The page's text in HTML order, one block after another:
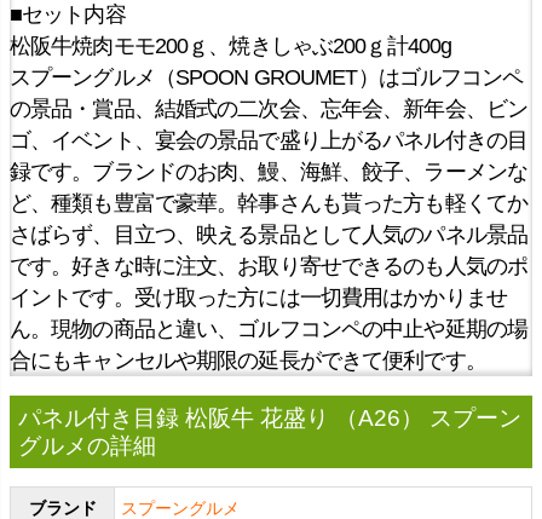
■セット内容
松阪牛焼肉モモ200ｇ、焼きしゃぶ200ｇ計400g
スプーングルメ（SPOON GROUMET）はゴルフコンペ
の景品・賞品、結婚式の二次会、忘年会、新年会、ビン
ゴ、イベント、宴会の景品で盛り上がるパネル付きの目
録です。ブランドのお肉、鰻、海鮮、餃子、ラーメンな
ど、種類も豊富で豪華。幹事さんも貰った方も軽くてか
さばらず、目立つ、映える景品として人気のパネル景品
です。好きな時に注文、お取り寄せできるのも人気のポ
イントです。受け取った方には一切費用はかかりませ
ん。現物の商品と違い、ゴルフコンペの中止や延期の場
合にもキャンセルや期限の延長ができて便利です。
パネル付き目録 松阪牛 花盛り （A26） スプーン
グルメの詳細
ブランド スプーングルメ